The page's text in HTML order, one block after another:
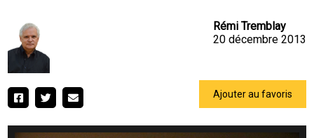
Rémi Tremblay
20 décembre 2013
Ajouter au favoris